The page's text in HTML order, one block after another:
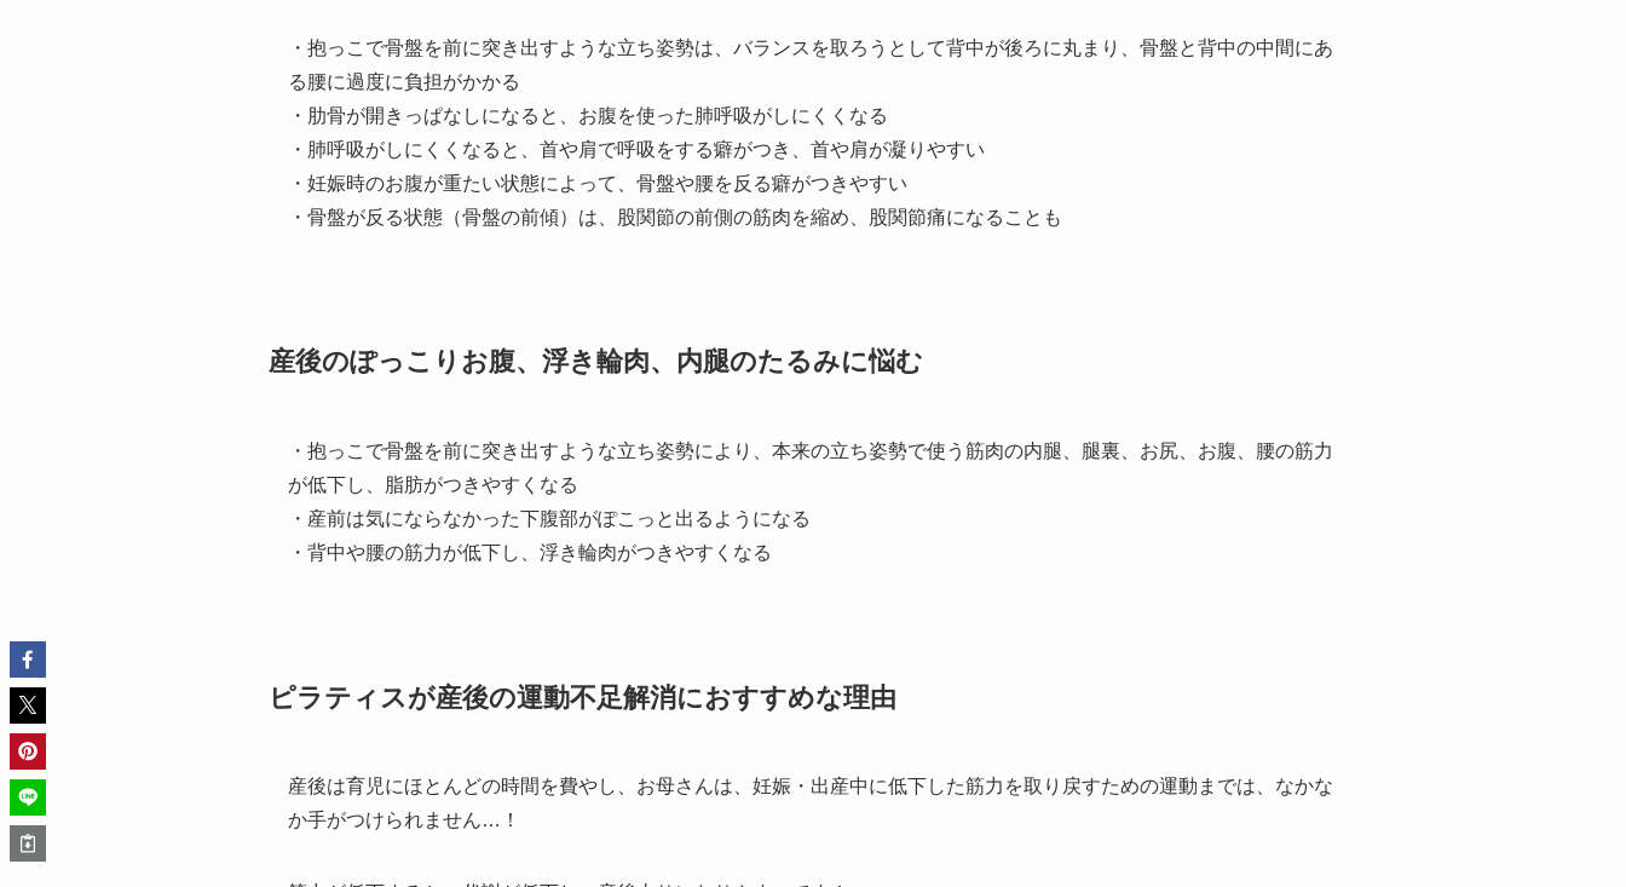
・抱っこで骨盤を前に突き出すような立ち姿勢は、バランスを取ろうとして背中が後ろに丸まり、骨盤と背中の中間にあ
る腰に過度に負担がかかる
・肋骨が開きっぱなしになると、お腹を使った肺呼吸がしにくくなる
・肺呼吸がしにくくなると、首や肩で呼吸をする癖がつき、首や肩が凝りやすい
・妊娠時のお腹が重たい状態によって、骨盤や腰を反る癖がつきやすい
・骨盤が反る状態（骨盤の前傾）は、股関節の前側の筋肉を縮め、股関節痛になることも
産後のぽっこりお腹、浮き輪肉、内腿のたるみに悩む
・抱っこで骨盤を前に突き出すような立ち姿勢により、本来の立ち姿勢で使う筋肉の内腿、腿裏、お尻、お腹、腰の筋力
が低下し、脂肪がつきやすくなる
・産前は気にならなかった下腹部がぽこっと出るようになる
・背中や腰の筋力が低下し、浮き輪肉がつきやすくなる
ピラティスが産後の運動不足解消におすすめな理由
産後は育児にほとんどの時間を費やし、お母さんは、妊娠・出産中に低下した筋力を取り戻すための運動までは、なかな
か手がつけられません…！